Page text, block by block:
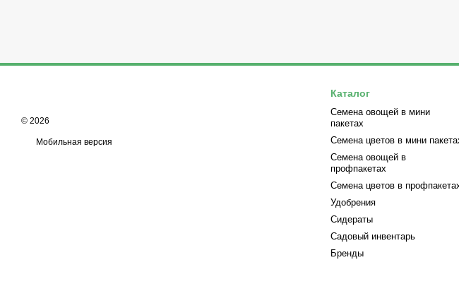
© 2026
Мобильная версия
Каталог
Семена овощей в мини
пакетах
Семена цветов в мини
Семена овощей в
профпакетах
Семена цветов в
Удобрения
Сидераты
Садовый инвентарь
Бренды